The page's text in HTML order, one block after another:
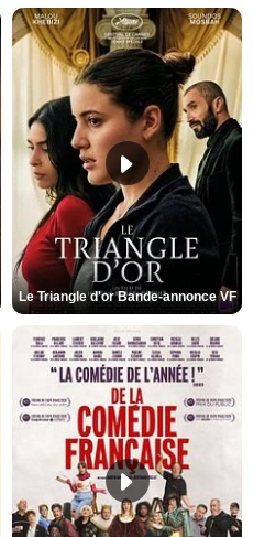
Le Triangle d'or Bande-annonce VF